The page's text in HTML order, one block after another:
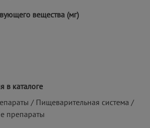
вещества (мг)
в каталоге
/ Пищеварительная система /
препараты